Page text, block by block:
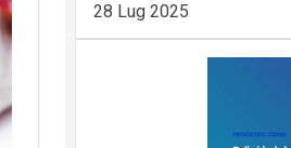
28 Lug 2025